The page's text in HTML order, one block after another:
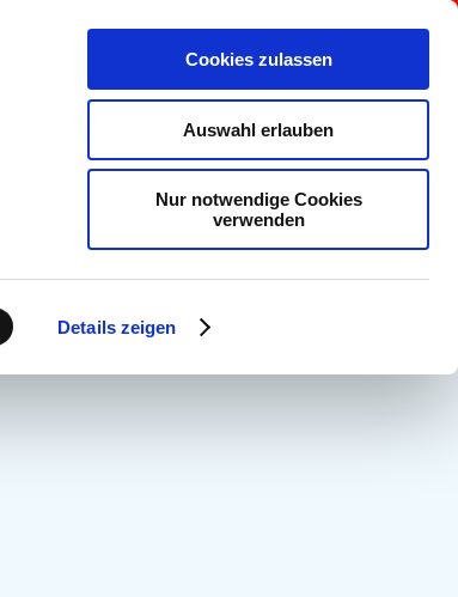
Details zeigen
Cookies zulassen
Auswahl erlauben
Nur notwendige Cookies
verwenden
Anmelden für Inhaber